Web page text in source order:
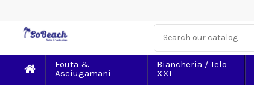
Fouta &
Asciugamani
Biancheria / Telo
XXL